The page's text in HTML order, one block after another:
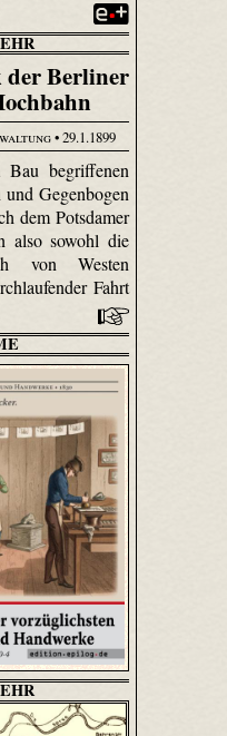
der Berliner
• 29.1.1899
begriffenen
Gegenbogen
dem Potsdamer
also sowohl die
von Westen
Fahrt